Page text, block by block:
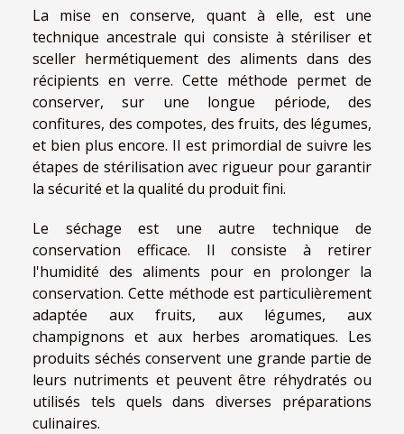
La mise en conserve, quant à elle, est une
technique ancestrale qui consiste à stériliser et
sceller hermétiquement des aliments dans des
récipients en verre. Cette méthode permet de
conserver, sur une longue période, des
confitures, des compotes, des fruits, des légumes,
et bien plus encore. Il est primordial de suivre les
étapes de stérilisation avec rigueur pour garantir
la sécurité et la qualité du produit fini.
Le séchage est une autre technique de
conservation efficace. Il consiste à retirer
l'humidité des aliments pour en prolonger la
conservation. Cette méthode est particulièrement
adaptée aux fruits, aux légumes, aux
champignons et aux herbes aromatiques. Les
produits séchés conservent une grande partie de
leurs nutriments et peuvent être réhydratés ou
utilisés tels quels dans diverses préparations
culinaires.